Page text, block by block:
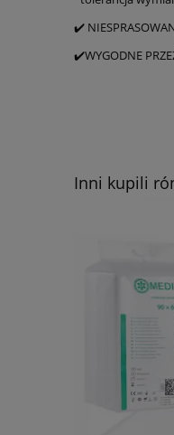
✔️
✔️WYGODNE
Inni kupili